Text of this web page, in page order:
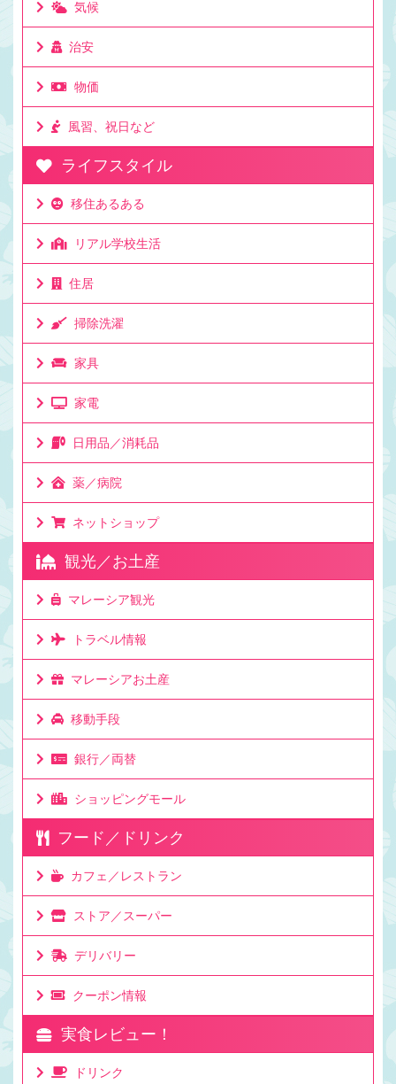
気候
治安
物価
風習、祝日など
ライフスタイル
移住あるある
リアル学校生活
住居
掃除洗濯
家具
家電
日用品／消耗品
薬／病院
ネットショップ
観光／お土産
マレーシア観光
トラベル情報
マレーシアお土産
移動手段
銀行／両替
ショッピングモール
フード／ドリンク
カフェ／レストラン
ストア／スーパー
デリバリー
クーポン情報
実食レビュー！
ドリンク